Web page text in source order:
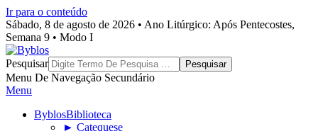
Ir para o conteúdo
Sábado, 8 de agosto de 2026 • Ano Litúrgico: Após Pentecostes,
Semana 9 • Modo I
Byblos
Pesquisar
Menu De Navegação Secundário
Menu
ByblosBiblioteca
► Catequese